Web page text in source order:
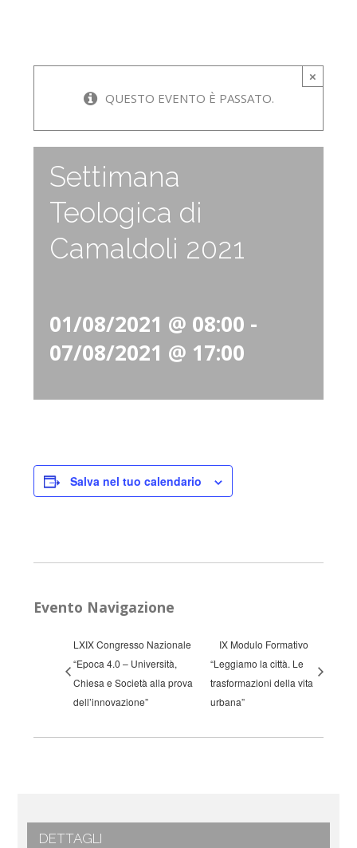
×
QUESTO EVENTO È PASSATO.
Settimana
Teologica di
Camaldoli 2021
01/08/2021 @ 08:00 -
07/08/2021 @ 17:00
Salva nel tuo calendario
Evento Navigazione
LXIX Congresso Nazionale
“Epoca 4.0 – Università,
Chiesa e Società alla prova
dell’innovazione”
IX Modulo Formativo
“Leggiamo la città. Le
trasformazioni della vita
urbana”
DETTAGLI